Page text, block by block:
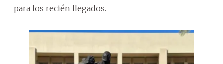
para los recién llegados.